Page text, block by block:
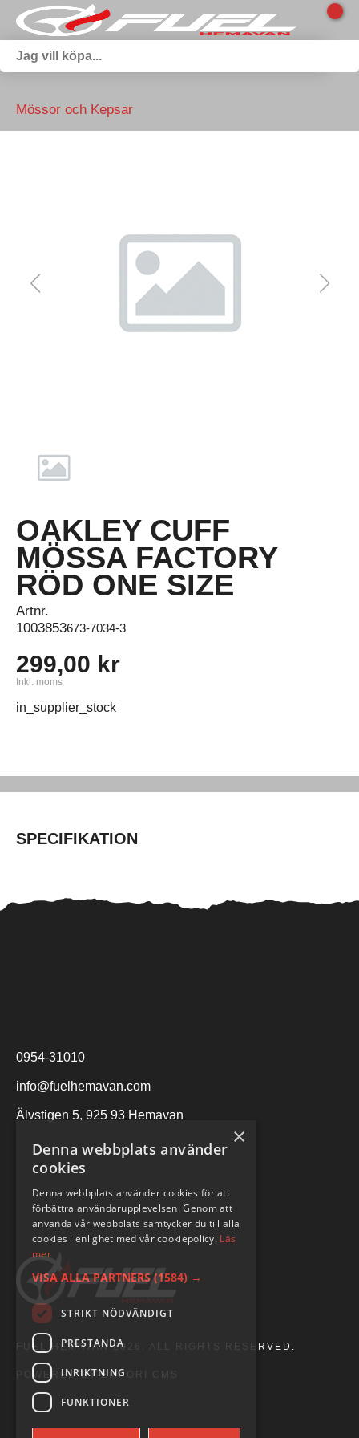
Mössor och Kepsar
OAKLEY CUFF
MÖSSA FACTORY
RÖD ONE SIZE
Artnr.
1003853673-7034-3
299,00 kr
Inkl. moms
in_supplier_stock
SPECIFIKATION
0954-31010
info@fuelhemavan.com
Älvstigen 5, 925 93 Hemavan
FUEL HEMAVAN 2026. ALL RIGHTS RESERVED.
POWERED BY EMPORI CMS
×
Denna webbplats använder
cookies
Denna webbplats använder cookies för att
förbättra användarupplevelsen. Genom att
använda vår webbplats samtycker du till alla
cookies i enlighet med vår cookiepolicy. Läs
mer
VISA ALLA PARTNERS (1584) →
STRIKT NÖDVÄNDIGT
PRESTANDA
INRIKTNING
FUNKTIONER